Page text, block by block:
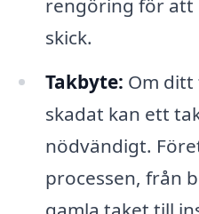
rengöring för att
skick.
Takbyte: Om ditt
skadat kan ett
nödvändigt.
processen, från